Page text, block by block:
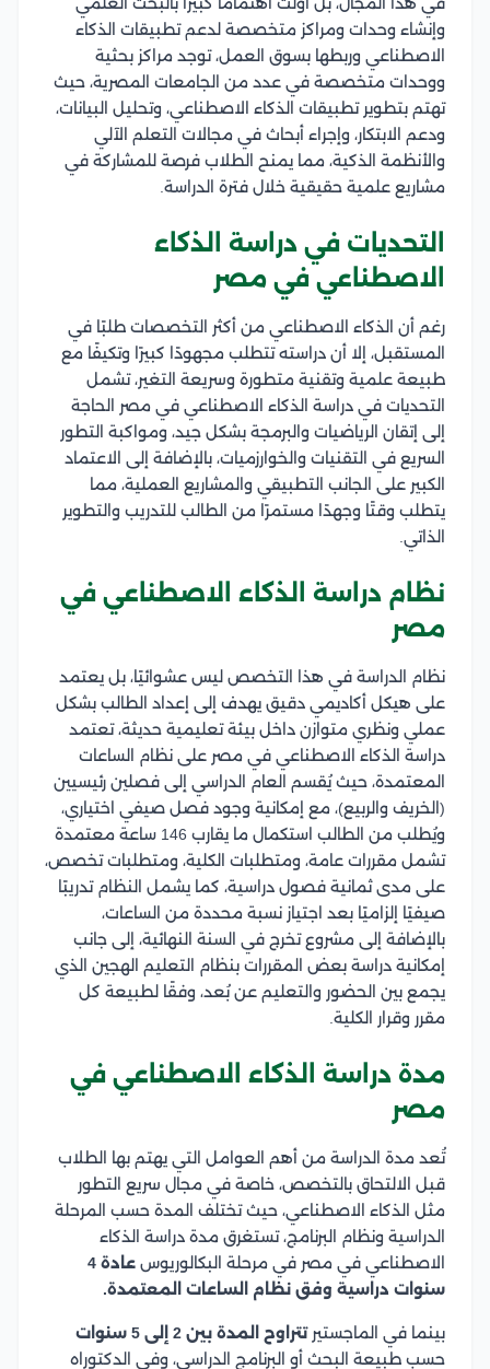
وإنشاء وحدات ومراكز متخصصة لدعم تطبيقات الذكاء
الاصطناعي وربطها بسوق العمل، توجد مراكز بحثية
ووحدات متخصصة في عدد من الجامعات المصرية، حيث
تهتم بتطوير تطبيقات الذكاء الاصطناعي، وتحليل البيانات،
ودعم الابتكار، وإجراء أبحاث في مجالات التعلم الآلي
والأنظمة الذكية، مما يمنح الطلاب فرصة للمشاركة في
مشاريع علمية حقيقية خلال فترة الدراسة.
التحديات في دراسة الذكاء
الاصطناعي في مصر
رغم أن الذكاء الاصطناعي من أكثر التخصصات طلبًا في
المستقبل، إلا أن دراسته تتطلب مجهودًا كبيرًا وتكيفًا مع
طبيعة علمية وتقنية متطورة وسريعة التغير، تشمل
التحديات في دراسة الذكاء الاصطناعي في مصر الحاجة
إلى إتقان الرياضيات والبرمجة بشكل جيد، ومواكبة التطور
السريع في التقنيات والخوارزميات، بالإضافة إلى الاعتماد
الكبير على الجانب التطبيقي والمشاريع العملية، مما
يتطلب وقتًا وجهدًا مستمرًا من الطالب للتدريب والتطوير
الذاتي.
نظام دراسة الذكاء الاصطناعي في
مصر
نظام الدراسة في هذا التخصص ليس عشوائيًا، بل يعتمد
على هيكل أكاديمي دقيق يهدف إلى إعداد الطالب بشكل
عملي ونظري متوازن داخل بيئة تعليمية حديثة، تعتمد
دراسة الذكاء الاصطناعي في مصر على نظام الساعات
المعتمدة، حيث يُقسم العام الدراسي إلى فصلين رئيسيين
(الخريف والربيع)، مع إمكانية وجود فصل صيفي اختياري،
ويُطلب من الطالب استكمال ما يقارب 146 ساعة معتمدة
تشمل مقررات عامة، ومتطلبات الكلية، ومتطلبات تخصص،
على مدى ثمانية فصول دراسية، كما يشمل النظام تدريبًا
صيفيًا إلزاميًا بعد اجتياز نسبة محددة من الساعات،
بالإضافة إلى مشروع تخرج في السنة النهائية، إلى جانب
إمكانية دراسة بعض المقررات بنظام التعليم الهجين الذي
يجمع بين الحضور والتعليم عن بُعد، وفقًا لطبيعة كل
مقرر وقرار الكلية.
مدة دراسة الذكاء الاصطناعي في
مصر
تُعد مدة الدراسة من أهم العوامل التي يهتم بها الطلاب
قبل الالتحاق بالتخصص، خاصة في مجال سريع التطور
مثل الذكاء الاصطناعي، حيث تختلف المدة حسب المرحلة
الدراسية ونظام البرنامج، تستغرق مدة دراسة الذكاء
الاصطناعي في مصر في مرحلة البكالوريوس
عادة 4
سنوات دراسية وفق نظام الساعات المعتمدة.
بينما في الماجستيرتتراوح المدة بين 2 إلى 5 سنوات
حسب طبيعة البحث أو البرنامج الدراسي، وفي الدكتوراه